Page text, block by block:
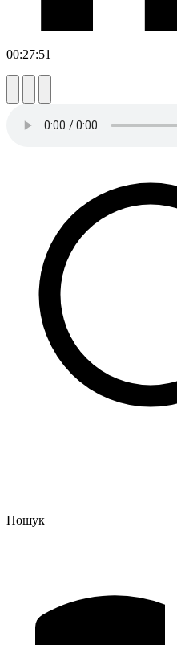
00:27:51
Пошук